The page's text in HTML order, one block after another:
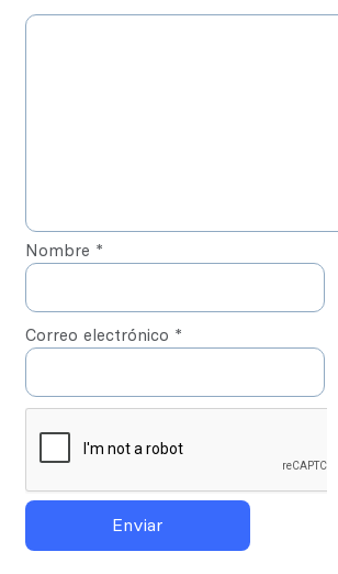
Nombre *
Correo electrónico *